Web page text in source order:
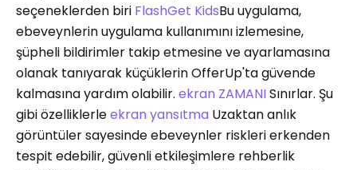
seçeneklerden biri FlashGet KidsBu uygulama,
ebeveynlerin uygulama kullanımını izlemesine,
şüpheli bildirimler takip etmesine ve ayarlamasına
olanak tanıyarak küçüklerin OfferUp'ta güvende
kalmasına yardım olabilir. ekran ZAMANISınırlar. Şu
gibi özelliklerleekran yansıtma Uzaktan anlık
görüntüler sayesinde ebeveynler riskleri erkenden
tespit edebilir, güvenli etkileşimlere rehberlik